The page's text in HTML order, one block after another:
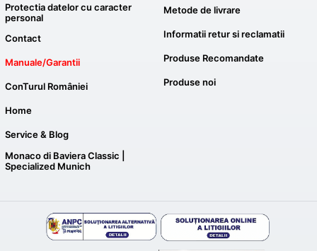
Protectia datelor cu caracter
personal
Contact
Manuale/Garantii
ConTurul României
Home
Service & Blog
Monaco di Baviera Classic |
Specialized Munich
Metode de livrare
Informatii retur si reclamatii
Produse Recomandate
Produse noi